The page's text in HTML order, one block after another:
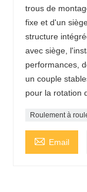
trous de
fixe et d'un
structure
avec siège,
performances,
un couple
pour la rotation
Roulement à
 Email